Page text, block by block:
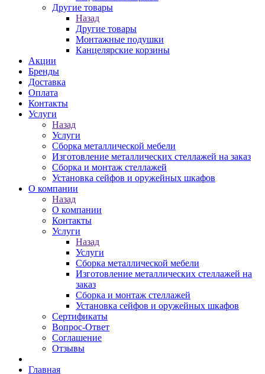
Другие товары
Назад
Другие товары
Монтажные подушки
Канцелярские корзины
Акции
Бренды
Доставка
Оплата
Контакты
Услуги
Назад
Услуги
Сборка металлической мебели
Изготовление металлических стеллажей на заказ
Сборка и монтаж стеллажей
Установка сейфов и оружейных шкафов
О компании
Назад
О компании
Контакты
Услуги
Назад
Услуги
Сборка металлической мебели
Изготовление металлических стеллажей на
заказ
Сборка и монтаж стеллажей
Установка сейфов и оружейных шкафов
Сертификаты
Вопрос-Ответ
Соглашение
Отзывы
Главная